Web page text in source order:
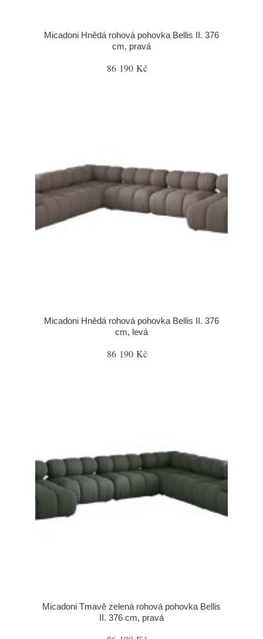
Micadoni Hnědá rohová pohovka Bellis II. 376
cm, pravá
86 190 Kč
Micadoni Hnědá rohová pohovka Bellis II. 376
cm, levá
86 190 Kč
Micadoni Tmavě zelená rohová pohovka Bellis
II. 376 cm, pravá